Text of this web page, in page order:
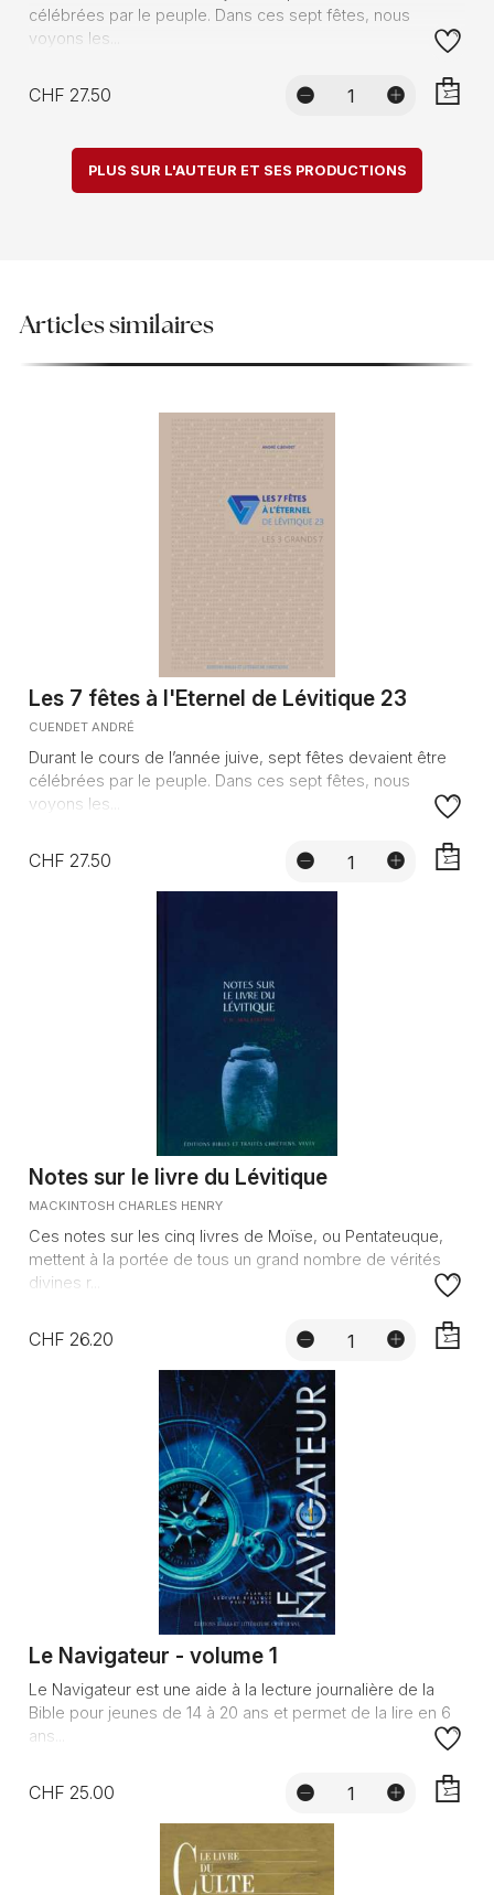
célébrées par le peuple. Dans ces sept fêtes, nous
voyons les...
CHF 27.50
PLUS SUR L'AUTEUR ET SES PRODUCTIONS
Articles similaires
Les 7 fêtes à l'Eternel de Lévitique 23
CUENDET ANDRÉ
Durant le cours de l’année juive, sept fêtes devaient être
célébrées par le peuple. Dans ces sept fêtes, nous
voyons les...
CHF 27.50
Notes sur le livre du Lévitique
MACKINTOSH CHARLES HENRY
Ces notes sur les cinq livres de Moïse, ou Pentateuque,
mettent à la portée de tous un grand nombre de vérités
divines r...
CHF 26.20
Le Navigateur - volume 1
Le Navigateur est une aide à la lecture journalière de la
Bible pour jeunes de 14 à 20 ans et permet de la lire en 6
ans...
CHF 25.00